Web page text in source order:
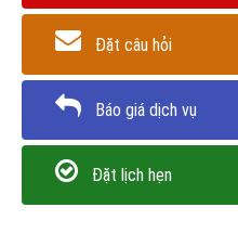
Đặt câu hỏi
Báo giá dịch vụ
Đặt lịch hẹn